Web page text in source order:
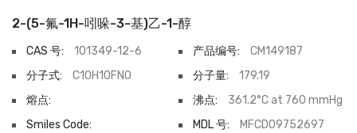
2-(5-氟-1H-吲哚-3-基)乙-1-醇
CAS 号: 101349-12-6 产品编号:
CM149187
分子式:
C10H10FNO 分子量:
179.19
熔点:
沸点:
361.2°C at 760 mmHg
Smiles Code:
MDL 号:
MFCD09752697